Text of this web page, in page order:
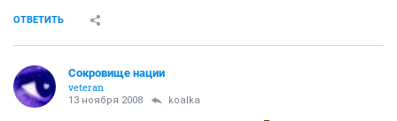
ОТВЕТИТЬ
Сокровище нации
veteran
13 ноября 2008 koalka